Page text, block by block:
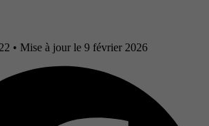
• Mise à jour le 9 février 2026